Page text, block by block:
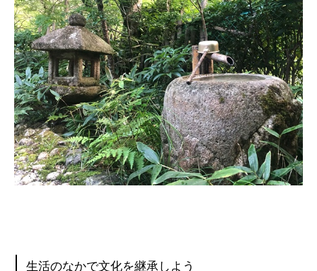
生活のなかで文化を継承しよう